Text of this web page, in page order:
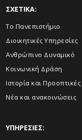
ΣΧΕΤΙΚΑ:
Το Πανεπιστήμιο
Διοικητικές Υπηρεσίες
Ανθρώπινο Δυναμικό
Κοινωνική Δράση
Ιστορία και Προοπτικές
Νέα και ανακοινώσεις
ΥΠΗΡΕΣΙΕΣ: